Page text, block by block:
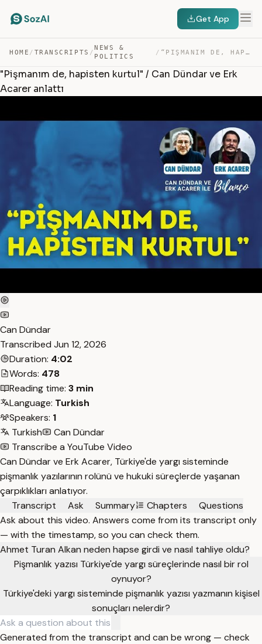
Get App
HOME / TRANSCRIPTS /
NEWS &
POLITICS
/ “PIŞMANIM DE, HAPISTEN KURTUL” / CAN DÜNDAR VE ERK ACAR… — TRANSCRIPT
"Pişmanım de, hapisten kurtul" / Can Dündar ve Erk
Acarer anlattı
Can Dündar
Transcribed Jun 12, 2026
Duration: 4:02
Words: 478
Reading time: 3 min
Language: Turkish
Speakers: 1
Turkish
Can Dündar
Transcribe a YouTube Video
Can Dündar ve Erk Acarer, Türkiye'de yargı sisteminde
pişmanlık yazılarının rolünü ve hukuki süreçlerde yaşanan
çarpıklıkları anlatıyor.
Transcript
Ask Summary Chapters
Questions
Ask about this video. Answers come from its transcript only
— with the timestamp, so you can check them.
Ahmet Turan Alkan neden hapse girdi ve nasıl tahliye oldu?
Pişmanlık yazısı Türkiye'de yargı süreçlerinde nasıl bir rol
oynuyor?
Türkiye'deki yargı sisteminde pişmanlık yazısı yazmanın kişisel
sonuçları nelerdir?
Generated from the transcript and can be wrong — check